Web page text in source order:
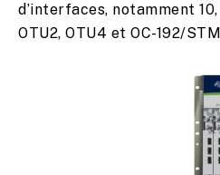
d’interfaces, notamment
OTU2, OTU4 et OC-192/